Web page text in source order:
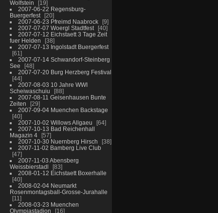
Wolfstein
19
2007-06-22 Regensburg-
Buergerfest
20
2007-06-23 Pfreimd Naabrock
9
2007-07-07 Woergl Stadtfest
40
2007-07-12 Eichstaett 3 Tage Zeit
fuer Helden
38
2007-07-13 Ingolstadt Buergerfest
61
2007-07-14 Schwandorf-Steinberg
See
48
2007-07-20 Burg Herzberg Festival
44
2007-08-03 10 Jahre WWI
Scheiwaschuiu
88
2007-08-11 Geisenhausen Bunte
Zeiten
29
2007-09-04 Muenchen Backstage
40
2007-10-02 Willows Allgaeu
64
2007-10-13 Bad Reichenhall
Magazin 4
57
2007-10-30 Nuernberg Hirsch
38
2007-11-02 Bamberg Live Club
47
2007-11-03 Abensberg
Weissbierstadl
83
2008-01-12 Eichstaett Boxerhalle
40
2008-02-04 Neumarkt
Rosenmontagsball-Grosse-Jurahalle
11
2008-03-23 Muenchen
Olympiastadion
16